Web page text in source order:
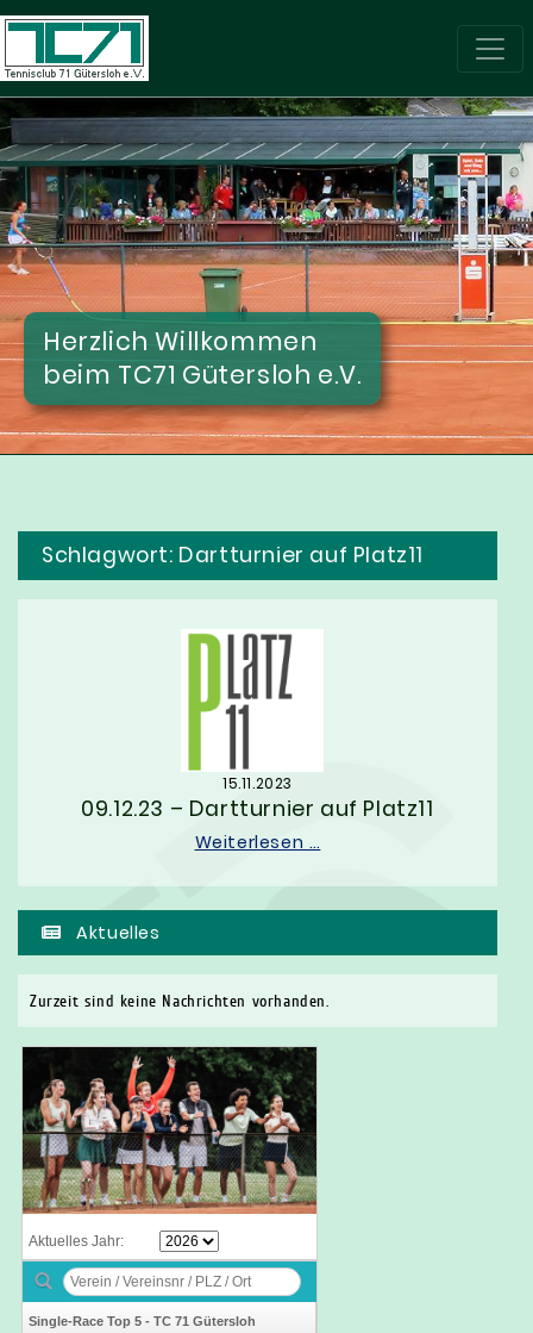
Herzlich Willkommen
beim TC71 Gütersloh e.V.
Schlagwort: Dartturnier auf Platz11
15.11.2023
09.12.23 – Dartturnier auf Platz11
Weiterlesen …
Aktuelles
Zurzeit sind keine Nachrichten vorhanden.